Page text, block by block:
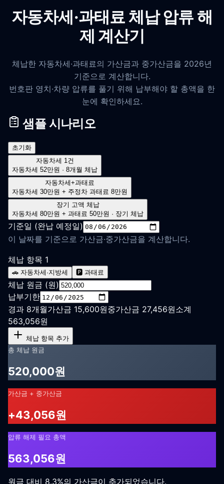
자동차세·과태료 체납 압류 해
제 계산기
체납한 자동차세·과태료의 가산금과 중가산금을 2026년
기준으로 계산합니다.
번호판 영치·차량 압류를 풀기 위해 납부해야 할 총액을 한
눈에 확인하세요.
샘플 시나리오
초기화
자동차세 1건
자동차세 52만원 · 8개월 체납
자동차세+과태료
자동차세 30만원 + 주정차 과태료 8만원
장기 고액 체납
자동차세 80만원 + 과태료 50만원 · 장기 체납
기준일 (완납 예정일)
이 날짜를 기준으로 가산금·중가산금을 계산합니다.
체납 항목 1
🚗 자동차세·지방세 🅿️ 과태료
체납 원금 (원)
납부기한
경과 8개월가산금 15,600원중가산금 27,456원소계
563,056원
체납 항목 추가
총 체납 원금
520,000원
가산금 + 중가산금
+43,056원
압류 해제 필요 총액
563,056원
원금 대비 8.3%의 가산금이 추가되었습니다.